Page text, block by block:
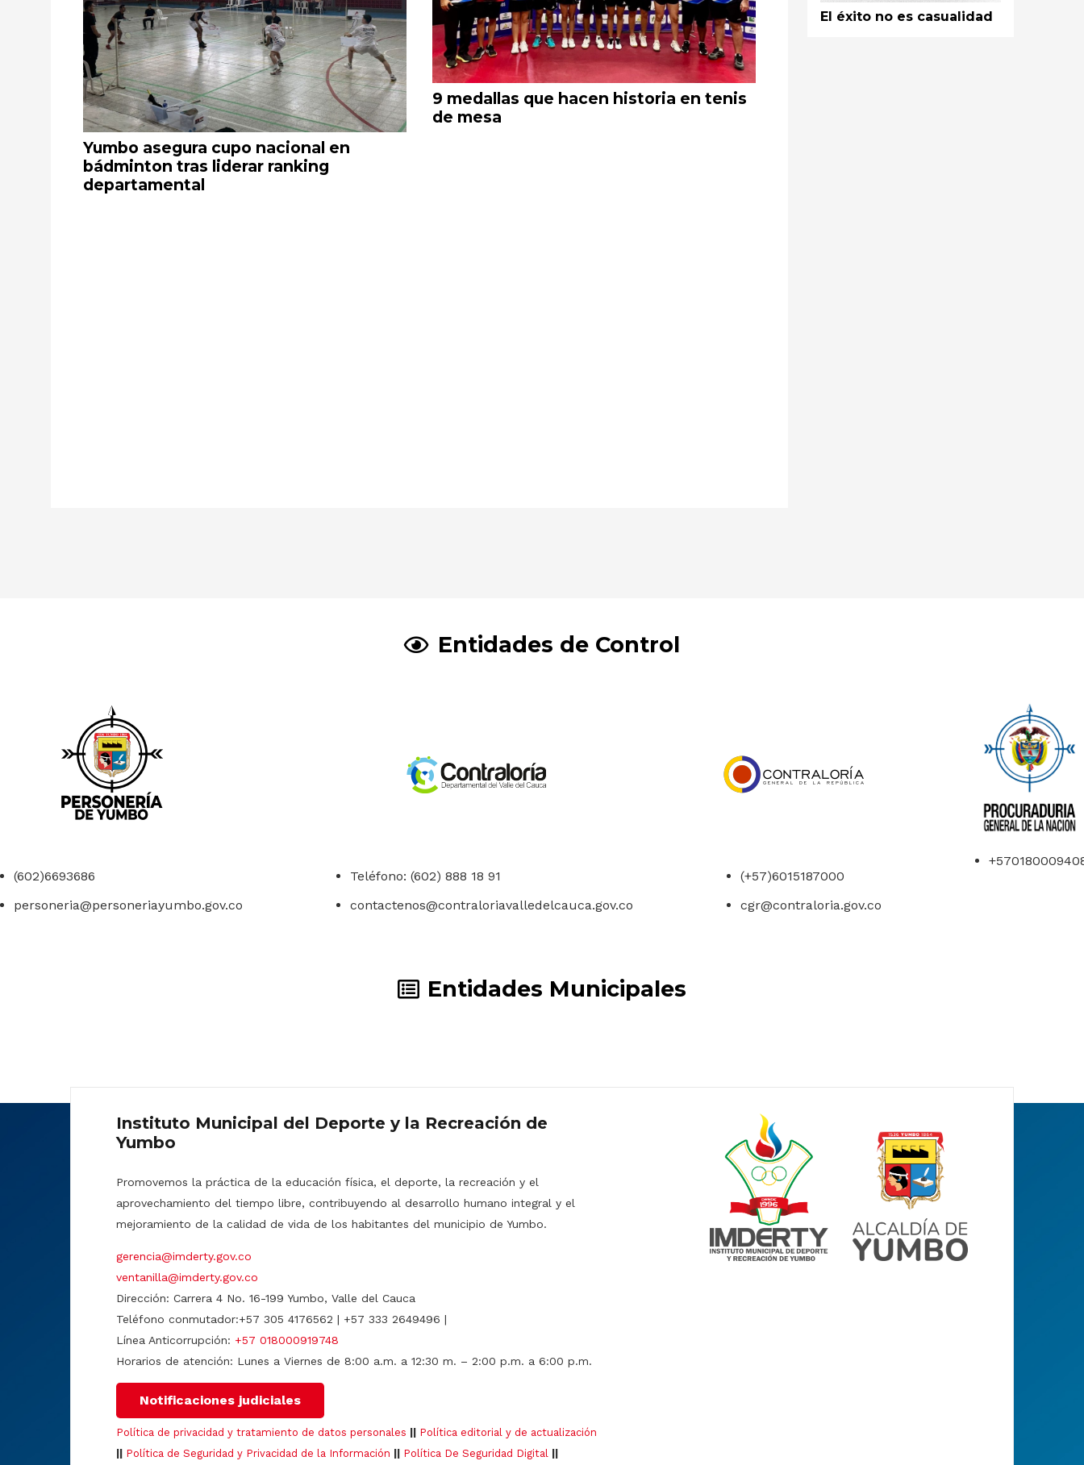
Yumbo asegura cupo nacional en
bádminton tras liderar ranking
departamental
9 medallas que hacen historia en tenis
de mesa
El éxito no es casualidad
Entidades de Control
(602)6693686
personeria@personeriayumbo.gov.co
Teléfono: (602) 888 18 91
contactenos@contraloriavalledelcauca.gov.co
(+57)6015187000
cgr@contraloria.gov.co
Entidades Municipales
Instituto Municipal del Deporte y la Recreación de
Yumbo
Promovemos la práctica de la educación física, el deporte, la recreación y el
aprovechamiento del tiempo libre, contribuyendo al desarrollo humano integral y el
mejoramiento de la calidad de vida de los habitantes del municipio de Yumbo.
gerencia@imderty.gov.co
ventanilla@imderty.gov.co
Dirección: Carrera 4 No. 16-199 Yumbo, Valle del Cauca
Teléfono conmutador:+57 305 4176562 | +57 333 2649496 |
Línea Anticorrupción: +57 018000919748
Horarios de atención: Lunes a Viernes de 8:00 a.m. a 12:30 m. – 2:00 p.m. a 6:00 p.m.
Notificaciones judiciales
Política de privacidad y tratamiento de datos personales
Política editorial y de actualización
Política de Seguridad y Privacidad de la Información Política De Seguridad Digital